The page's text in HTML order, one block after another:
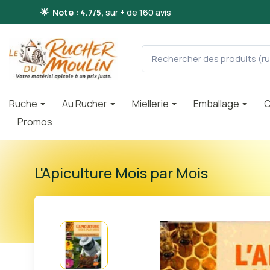
🌟 Note : 4.7/5, sur + de 160 avis
Ruche Au Rucher Miellerie Emballage
Promos
L'Apiculture Mois par Mois